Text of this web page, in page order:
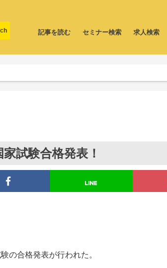
記事を読む セミナー検索 求人検索
試験合格発表！
の合格発表が行われた。